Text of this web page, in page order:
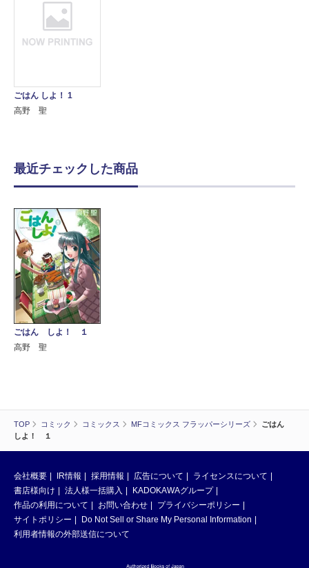
TOP コミック コミックス MFコミックス フラッパーシリーズ
ごはん
しよ！ １
ごはん しよ！ 1
高野 聖
最近チェックした商品
ごはん しよ！ １
高野 聖
会社概要 IR情報 採用情報 広告について
ライセンスについて
書店様向け
法人様一括購入
KADOKAWAグループ
作品の利用について
お問い合わせ
プライバシーポリシー
サイトポリシー
Do Not Sell or Share My Personal Information
利用者情報の外部送信について